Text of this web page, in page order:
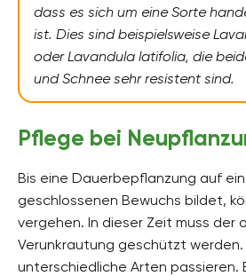
dass es sich um eine Sorte
ist. Dies sind beispielsweise
oder Lavandula latifolia, die
und Schnee sehr resistent sind.
Pflege bei
Bis eine Dauerbepflanzung auf
geschlossenen Bewuchs bildet,
vergehen. In dieser Zeit muss der
Verunkrautung geschützt werden.
unterschiedliche Arten passieren.